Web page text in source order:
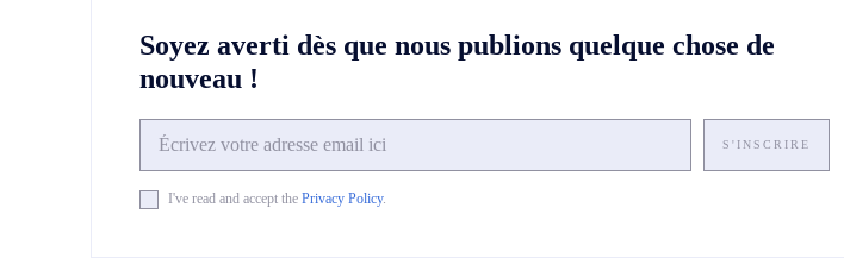
Soyez averti dès que nous publions quelque chose de
nouveau !
S'INSCRIRE
I've read and accept the Privacy Policy.